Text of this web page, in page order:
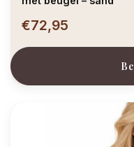
€72,95